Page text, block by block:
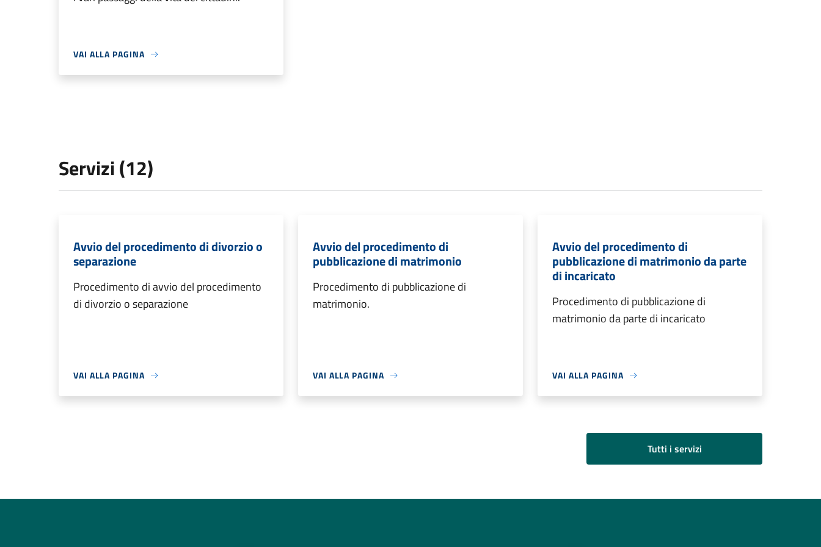
VAI ALLA PAGINA
Servizi (12)
Avvio del procedimento di divorzio o
separazione
Procedimento di avvio del procedimento
di divorzio o separazione
VAI ALLA PAGINA
Avvio del procedimento di
pubblicazione di matrimonio
Procedimento di pubblicazione di
matrimonio.
VAI ALLA PAGINA
Avvio del procedimento di
pubblicazione di matrimonio da parte
di incaricato
Procedimento di pubblicazione di
matrimonio da parte di incaricato
VAI ALLA PAGINA
Tutti i servizi